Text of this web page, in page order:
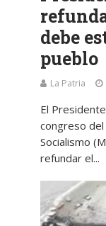
debe
pueblo
La Patria
El
congreso
Socialismo
refundar el...